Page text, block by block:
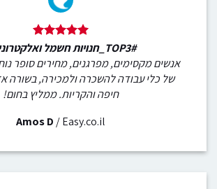
#TOP3_חנויות חשמל ואלקטרוניקה
אנשים מקסימים, מפרגנים, מחירים סופר
של כלי עבודה להשכרה ולמכירה, בשורה
חיפה והקריות. ממליץ בחום!
Amos D /Easy.co.il